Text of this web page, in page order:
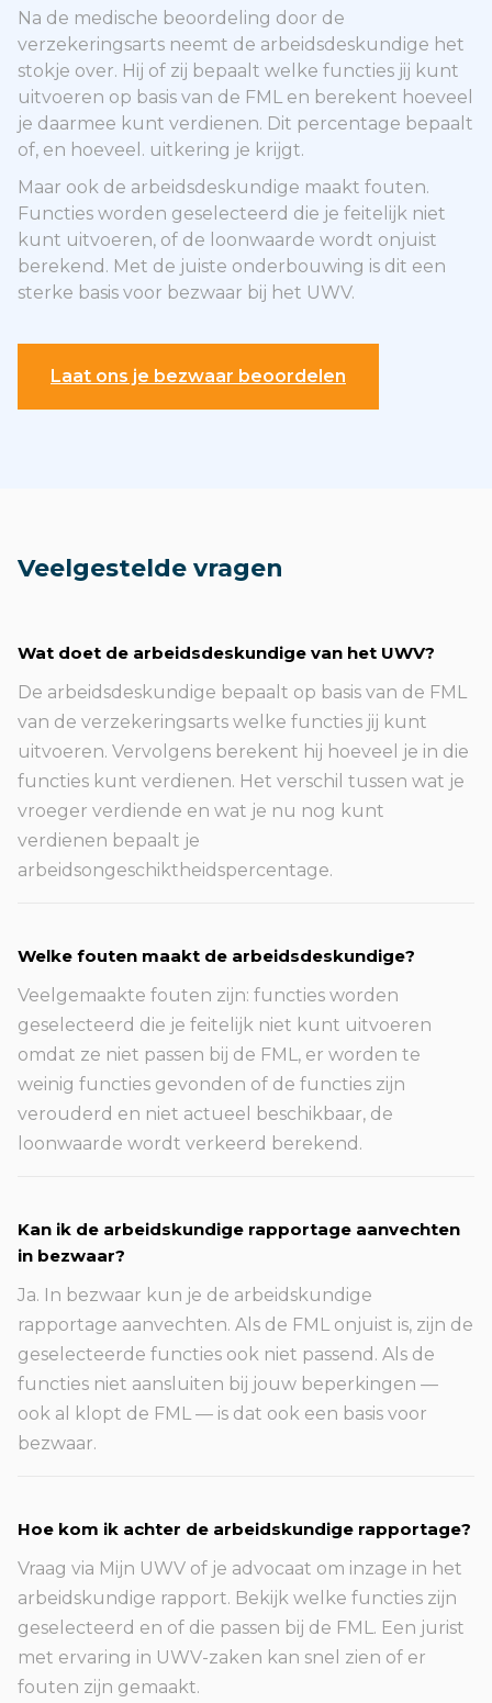
Na de medische beoordeling door de
verzekeringsarts neemt de arbeidsdeskundige het
stokje over. Hij of zij bepaalt welke functies jij kunt
uitvoeren op basis van de FML en berekent hoeveel
je daarmee kunt verdienen. Dit percentage bepaalt
of, en hoeveel. uitkering je krijgt.
Maar ook de arbeidsdeskundige maakt fouten.
Functies worden geselecteerd die je feitelijk niet
kunt uitvoeren, of de loonwaarde wordt onjuist
berekend. Met de juiste onderbouwing is dit een
sterke basis voor bezwaar bij het UWV.
Laat ons je bezwaar beoordelen
Veelgestelde vragen
Wat doet de arbeidsdeskundige van het UWV?
De arbeidsdeskundige bepaalt op basis van de FML
van de verzekeringsarts welke functies jij kunt
uitvoeren. Vervolgens berekent hij hoeveel je in die
functies kunt verdienen. Het verschil tussen wat je
vroeger verdiende en wat je nu nog kunt
verdienen bepaalt je
arbeidsongeschiktheidspercentage.
Welke fouten maakt de arbeidsdeskundige?
Veelgemaakte fouten zijn: functies worden
geselecteerd die je feitelijk niet kunt uitvoeren
omdat ze niet passen bij de FML, er worden te
weinig functies gevonden of de functies zijn
verouderd en niet actueel beschikbaar, de
loonwaarde wordt verkeerd berekend.
Kan ik de arbeidskundige rapportage aanvechten
in bezwaar?
Ja. In bezwaar kun je de arbeidskundige
rapportage aanvechten. Als de FML onjuist is, zijn de
geselecteerde functies ook niet passend. Als de
functies niet aansluiten bij jouw beperkingen —
ook al klopt de FML — is dat ook een basis voor
bezwaar.
Hoe kom ik achter de arbeidskundige rapportage?
Vraag via Mijn UWV of je advocaat om inzage in het
arbeidskundige rapport. Bekijk welke functies zijn
geselecteerd en of die passen bij de FML. Een jurist
met ervaring in UWV-zaken kan snel zien of er
fouten zijn gemaakt.